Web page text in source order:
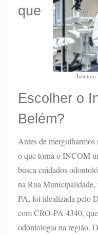
Instituto
que
Escolher o
Belém?
Antes de
o que torna o INCOM
busca cuidados
na Rua
PA, foi idealizada pelo
com CRO-PA 4340,
odontologia na região.